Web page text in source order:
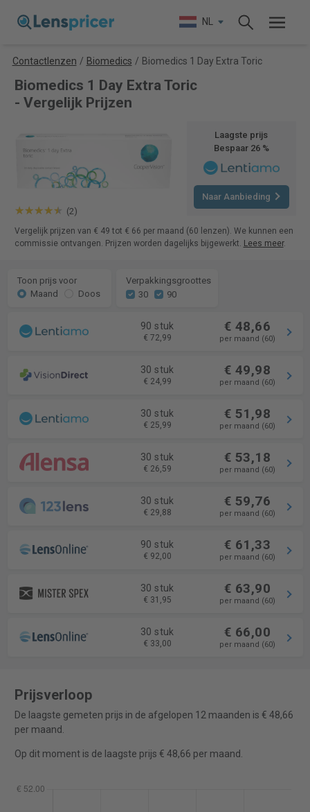
NL
Contactlenzen / Biomedics / Biomedics 1 Day Extra Toric
Biomedics 1 Day Extra Toric
- Vergelijk Prijzen
(2)
Laagste prijs
Bespaar 26 %
Naar Aanbieding
Vergelijk prijzen van € 49 tot € 66 per maand (60 lenzen). We kunnen een
commissie ontvangen. Prijzen worden dagelijks bijgewerkt. Lees meer.
Toon prijs voor
Maand
Doos
Verpakkingsgroottes
30
90
90 stuk
€ 72,99
€ 48,66
per maand (60)
30 stuk
€ 24,99
€ 49,98
per maand (60)
30 stuk
€ 25,99
€ 51,98
per maand (60)
30 stuk
€ 26,59
€ 53,18
per maand (60)
30 stuk
€ 29,88
€ 59,76
per maand (60)
90 stuk
€ 92,00
€ 61,33
per maand (60)
30 stuk
€ 31,95
€ 63,90
per maand (60)
30 stuk
€ 33,00
€ 66,00
per maand (60)
Prijsverloop
De laagste gemeten prijs in de afgelopen 12 maanden is € 48,66
per maand.
Op dit moment is de laagste prijs € 48,66 per maand.